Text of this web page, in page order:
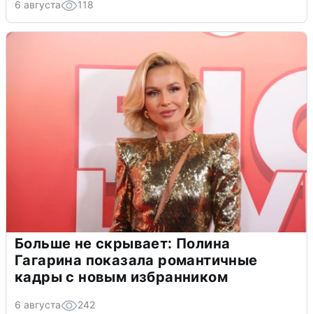
6 августа 118
Больше не скрывает: Полина
Гагарина показала романтичные
кадры с новым избранником
6 августа 242